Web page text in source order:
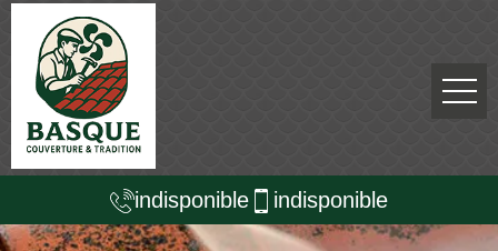
indisponible indisponible